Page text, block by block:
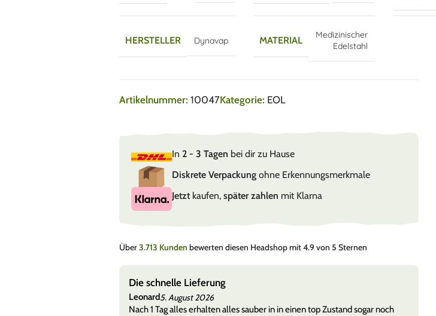
HERSTELLER Dynavap MATERIAL
Medizinischer
Edelstahl
Artikelnummer: 10047Kategorie: EOL
In 2 - 3 Tagen bei dir zu Hause
Diskrete Verpackungohne Erkennungsmerkmale
Jetztkaufen, später zahlen mit Klarna
Über3.713 Kunden bewerten diesen Headshop mit 4.9 von 5 Sternen
Die schnelle Lieferung
Leonard5. August 2026
Nach 1 Tag alles erhalten alles sauber in in einen top Zustand sogar noch